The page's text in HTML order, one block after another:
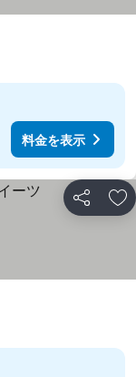
料金を表示
シェア お